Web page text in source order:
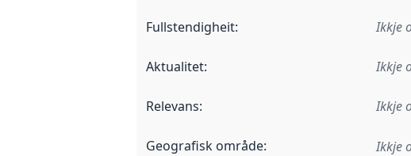
Fullstendigheit: Ikkje
Aktualitet: Ikkje
Relevans: Ikkje
Geografisk område: Ikkje